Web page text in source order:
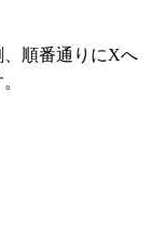
順番通りにXへ